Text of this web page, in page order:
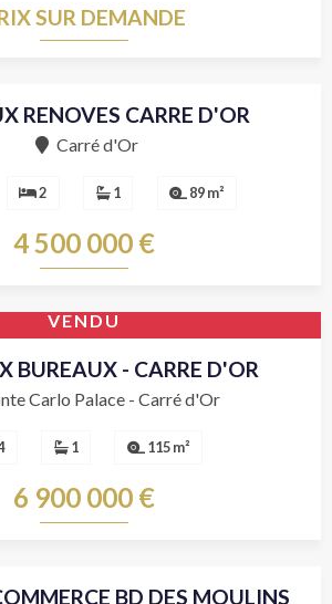
SUR DEMANDE
RENOVES CARRE D'OR
Carré d'Or
2 1 89 m²
4 500 000 €
VENDU
BUREAUX - CARRE D'OR
Carlo Palace - Carré d'Or
1 115 m²
6 900 000 €
BD DES MOULINS